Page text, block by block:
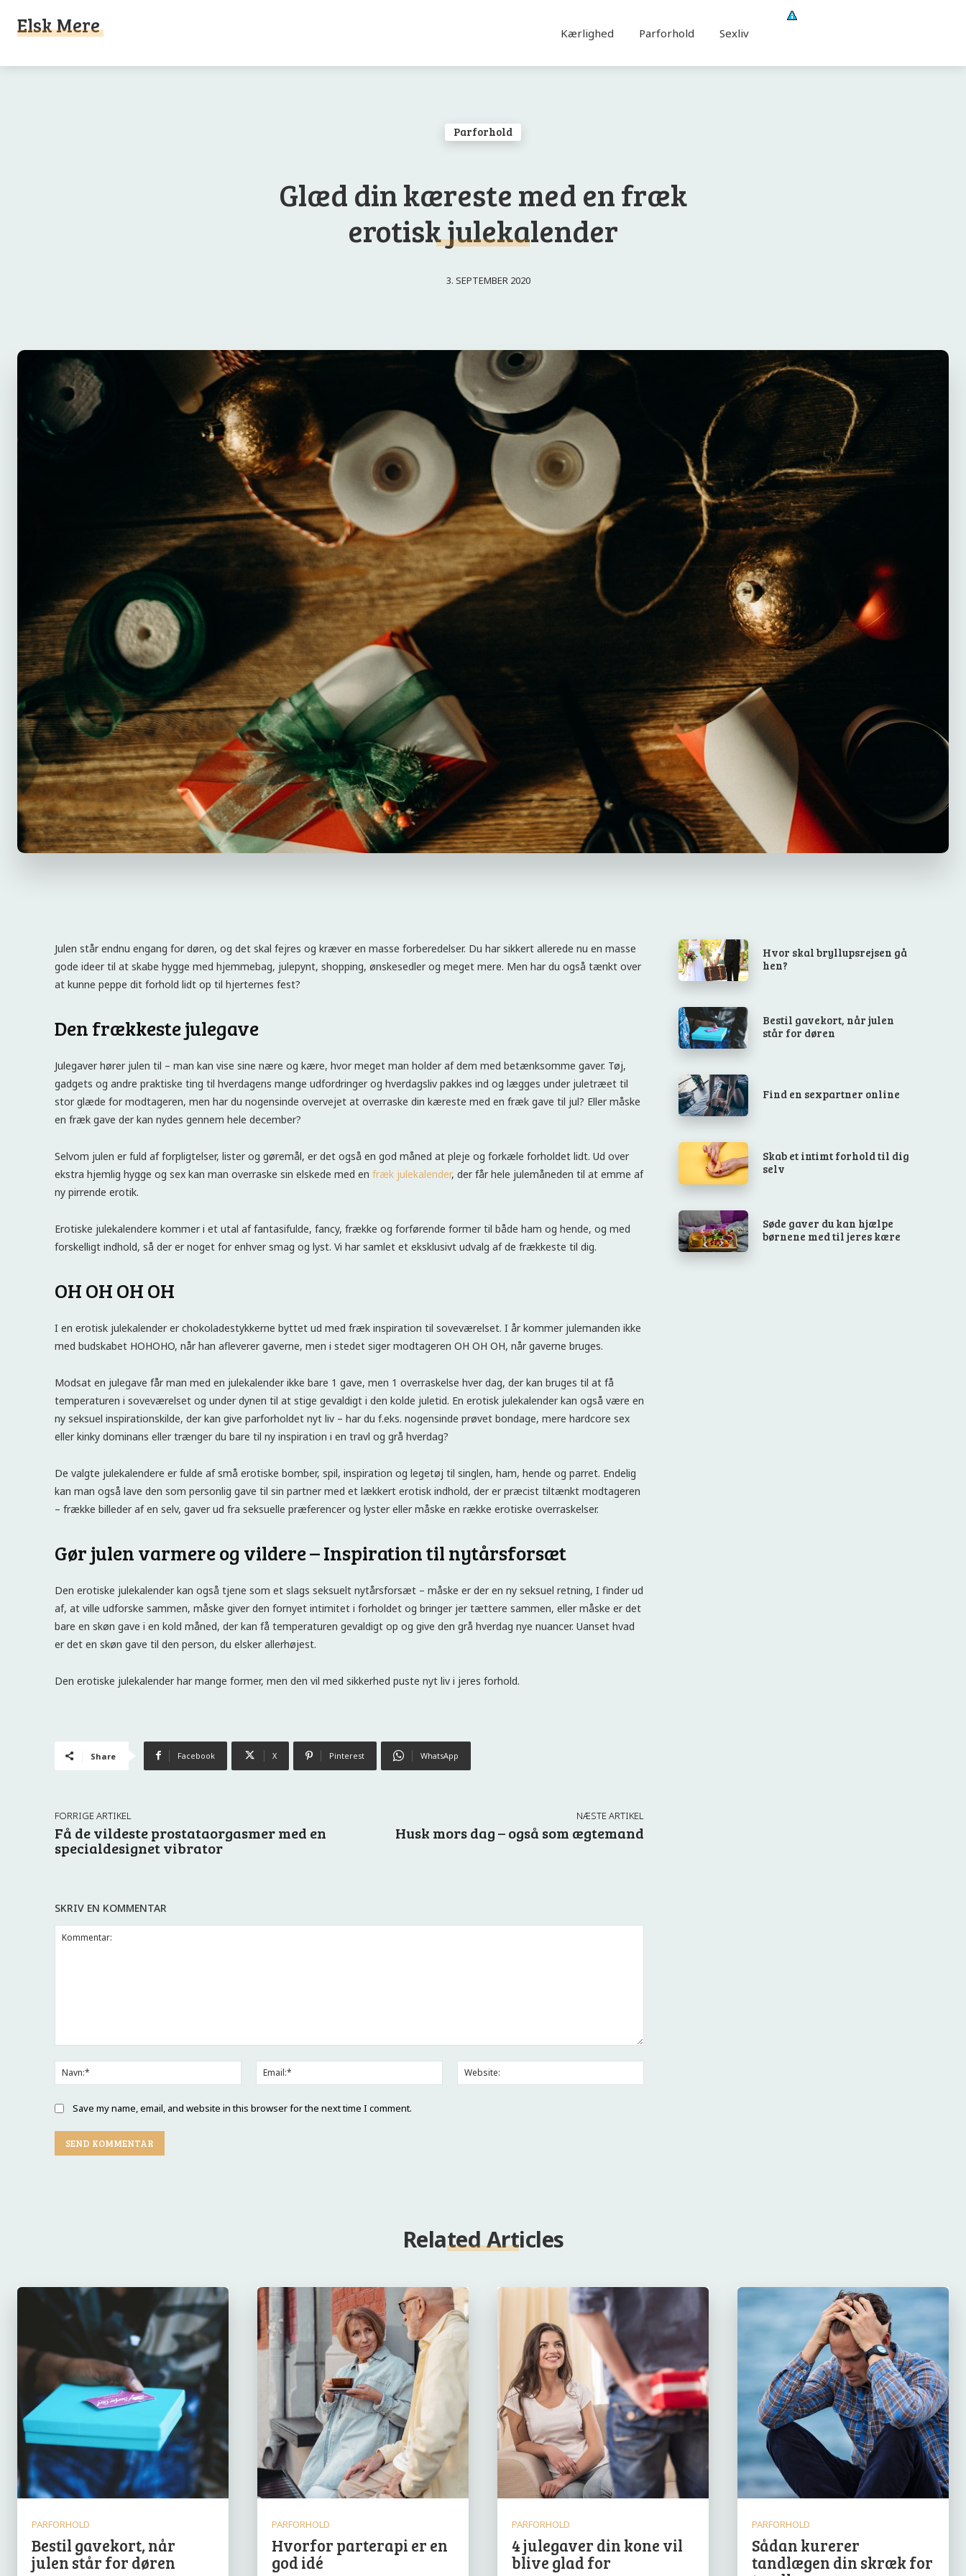
Elsk Mere Kærlighed Parforhold Sexliv
Parforhold
Glæd din kæreste med en fræk
erotisk julekalender
3. SEPTEMBER 2020
Julen står endnu engang for døren, og det skal fejres og kræver en masse forberedelser. Du har sikkert allerede nu en masse
gode ideer til at skabe hygge med hjemmebag, julepynt, shopping, ønskesedler og meget mere. Men har du også tænkt over
at kunne peppe dit forhold lidt op til hjerternes fest?
Den frækkeste julegave
Julegaver hører julen til – man kan vise sine nære og kære, hvor meget man holder af dem med betænksomme gaver. Tøj,
gadgets og andre praktiske ting til hverdagens mange udfordringer og hverdagsliv pakkes ind og lægges under juletræet til
stor glæde for modtageren, men har du nogensinde overvejet at overraske din kæreste med en fræk gave til jul? Eller måske
en fræk gave der kan nydes gennem hele december?
Selvom julen er fuld af forpligtelser, lister og gøremål, er det også en god måned at pleje og forkæle forholdet lidt. Ud over
ekstra hjemlig hygge og sex kan man overraske sin elskede med en fræk julekalender, der får hele julemåneden til at emme af
ny pirrende erotik.
Erotiske julekalendere kommer i et utal af fantasifulde, fancy, frække og forførende former til både ham og hende, og med
forskelligt indhold, så der er noget for enhver smag og lyst. Vi har samlet et eksklusivt udvalg af de frækkeste til dig.
OH OH OH OH
I en erotisk julekalender er chokoladestykkerne byttet ud med fræk inspiration til soveværelset. I år kommer julemanden ikke
med budskabet HOHOHO, når han afleverer gaverne, men i stedet siger modtageren OH OH OH, når gaverne bruges.
Modsat en julegave får man med en julekalender ikke bare 1 gave, men 1 overraskelse hver dag, der kan bruges til at få
temperaturen i soveværelset og under dynen til at stige gevaldigt i den kolde juletid. En erotisk julekalender kan også være en
ny seksuel inspirationskilde, der kan give parforholdet nyt liv – har du f.eks. nogensinde prøvet bondage, mere hardcore sex
eller kinky dominans eller trænger du bare til ny inspiration i en travl og grå hverdag?
De valgte julekalendere er fulde af små erotiske bomber, spil, inspiration og legetøj til singlen, ham, hende og parret. Endelig
kan man også lave den som personlig gave til sin partner med et lækkert erotisk indhold, der er præcist tiltænkt modtageren
– frække billeder af en selv, gaver ud fra seksuelle præferencer og lyster eller måske en række erotiske overraskelser.
Gør julen varmere og vildere – Inspiration til nytårsforsæt
Den erotiske julekalender kan også tjene som et slags seksuelt nytårsforsæt – måske er der en ny seksuel retning, I finder ud
af, at ville udforske sammen, måske giver den fornyet intimitet i forholdet og bringer jer tættere sammen, eller måske er det
bare en skøn gave i en kold måned, der kan få temperaturen gevaldigt op og give den grå hverdag nye nuancer. Uanset hvad
er det en skøn gave til den person, du elsker allerhøjest.
Den erotiske julekalender har mange former, men den vil med sikkerhed puste nyt liv i jeres forhold.
Share Facebook X Pinterest WhatsApp
FORRIGE ARTIKEL
Få de vildeste prostataorgasmer med en
specialdesignet vibrator
NÆSTE ARTIKEL
Husk mors dag – også som ægtemand
SKRIV EN KOMMENTAR
Navn:*
Email:*
Save my name, email, and website in this browser for the next time I comment.
Hvor skal bryllupsrejsen gå
hen?
Bestil gavekort, når julen
står for døren
Find en sexpartner online
Skab et intimt forhold til dig
selv
Søde gaver du kan hjælpe
børnene med til jeres kære
Related Articles
PARFORHOLD
Bestil gavekort, når
julen står for døren
PARFORHOLD
Hvorfor parterapi er en
god idé
PARFORHOLD
4 julegaver din kone vil
blive glad for
PARFORHOLD
Sådan kurerer
tandlægen din skræk for